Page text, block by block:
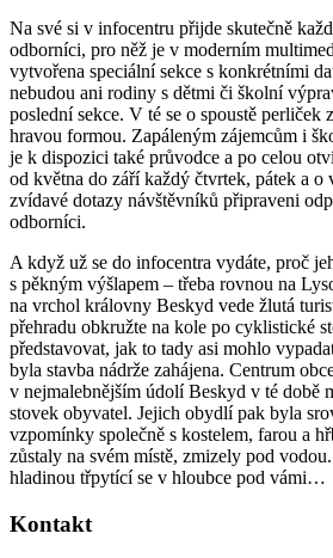
Na své si v infocentru přijde skutečně
odborníci, pro něž je v moderním
vytvořena speciální sekce s konkrétními
nebudou ani rodiny s dětmi či školní
poslední sekce. V té se o spoustě perliček
hravou formou. Zapáleným zájemcům i
je k dispozici také průvodce a po celou
od května do září každý čtvrtek, pátek a o
zvídavé dotazy návštěvníků připraveni
odborníci.
A když už se do infocentra vydáte, proč
s pěkným výšlapem – třeba rovnou na
na vrchol královny Beskyd vede žlutá
přehradu obkružte na kole po cyklistické
představovat, jak to tady asi mohlo
byla stavba nádrže zahájena. Centrum
v nejmalebnějším údolí Beskyd v té době
stovek obyvatel. Jejich obydlí pak byla
vzpomínky společně s kostelem, farou a
zůstaly na svém místě, zmizely pod
hladinou třpytící se v hloubce pod vámi…
Kontakt